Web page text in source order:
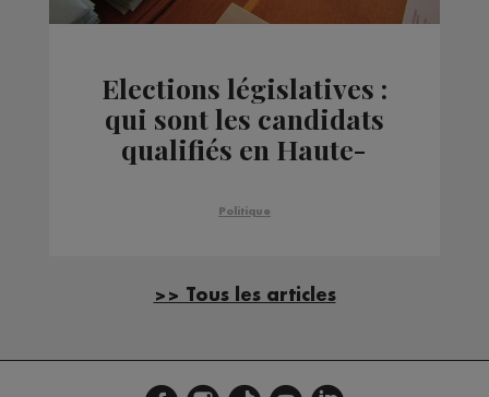
Elections législatives :
qui sont les candidats
qualifiés en Haute-
Politique
>> Tous les articles